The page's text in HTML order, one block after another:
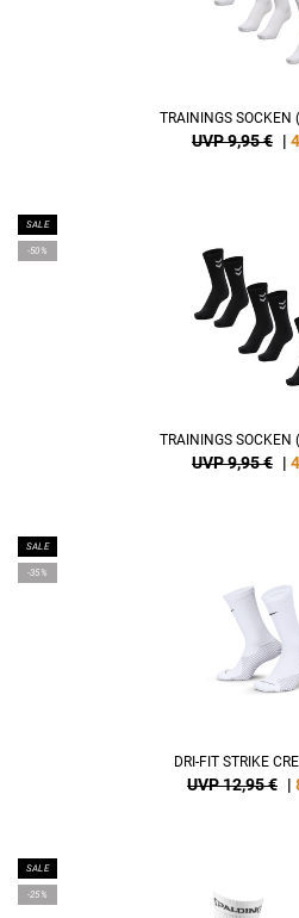
TRAININGS SOCKEN
UVP 9,95 € |
SALE
-50%
TRAININGS SOCKEN
UVP 9,95 € |
SALE
-35%
DRI-FIT STRIKE
UVP 12,95 € |
SALE
-25%